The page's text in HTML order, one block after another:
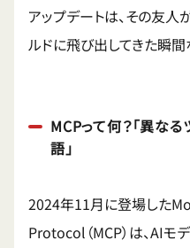
アップデートは、その友
ルドに飛び出してきた瞬間
MCPって何？「異な
語」
2024年11月に登場した
Protocol（MCP）は、AIモ